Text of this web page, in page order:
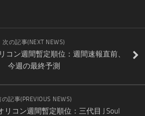
次の記事(NEXT NEWS)
コン週間暫定順位：週間速報直前、
今週の最終予測
の記事(PREVIOUS NEWS)
リコン週間暫定順位：三代目 J Soul